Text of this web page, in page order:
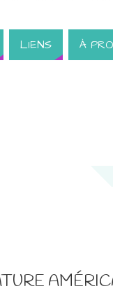
LIENS À